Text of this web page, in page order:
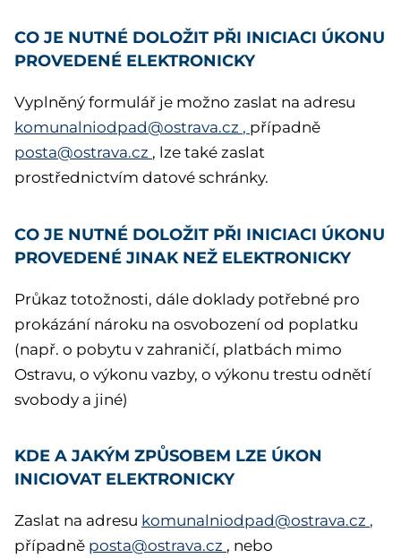
CO JE NUTNÉ DOLOŽIT PŘI INICIACI ÚKONU
PROVEDENÉ ELEKTRONICKY
Vyplněný formulář je možno zaslat na adresu
komunalniodpad@ostrava.cz , případně
posta@ostrava.cz , lze také zaslat
prostřednictvím datové schránky.
CO JE NUTNÉ DOLOŽIT PŘI INICIACI ÚKONU
PROVEDENÉ JINAK NEŽ ELEKTRONICKY
Průkaz totožnosti, dále doklady potřebné pro
prokázání nároku na osvobození od poplatku
(např. o pobytu v zahraničí, platbách mimo
Ostravu, o výkonu vazby, o výkonu trestu odnětí
svobody a jiné)
KDE A JAKÝM ZPŮSOBEM LZE ÚKON
INICIOVAT ELEKTRONICKY
Zaslat na adresu komunalniodpad@ostrava.cz ,
případně posta@ostrava.cz , nebo